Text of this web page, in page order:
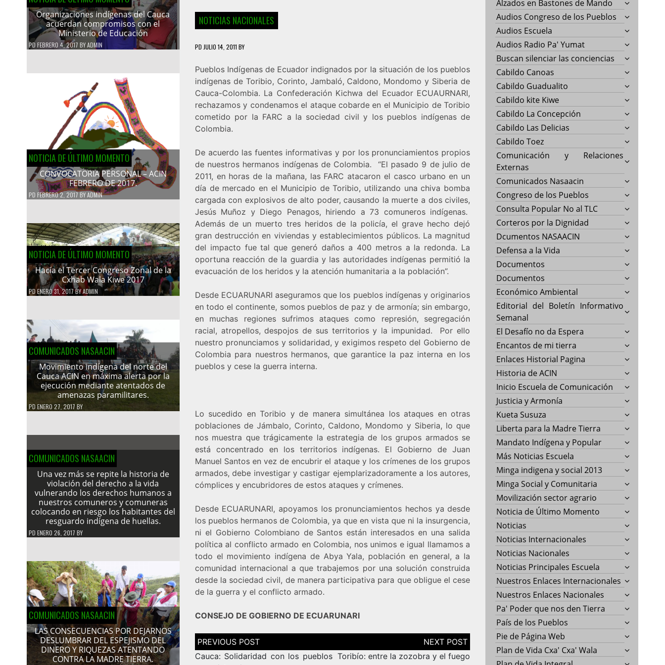
Organizaciones indígenas del Cauca
acuerdan compromisos con el
Ministerio de Educación
PD FEBRERO 4, 2017 BYADMIN
NOTICIA DE ÚLTIMO MOMENTO
CONVOCATORIA PERSONAL – ACIN
FEBRERO DE 2017.
PD FEBRERO 2, 2017BYADMIN
NOTICIA DE ÚLTIMO MOMENTO
Hacía el Tercer Congreso Zonal de la
Cxhab Wala Kiwe 2017
PDENERO 31, 2017BYADMIN
COMUNICADOS NASAACIN
Movimiento indígena del norte del
Cauca ACIN en máxima alerta por la
ejecución mediante atentados de
amenazas paramilitares.
PD ENERO 27, 2017 BY
COMUNICADOS NASAACIN
Una vez más se repite la historia de
violación del derecho a la vida
vulnerando los derechos humanos a
nuestros comuneros y comuneras
colocando en riesgo los habitantes del
resguardo indígena de huellas.
PD ENERO 26, 2017 BY
COMUNICADOS NASAACIN
LAS CONSECUENCIAS POR DEJARNOS
DESLUMBRAR DEL ESPEJISMO DEL
DINERO Y RIQUEZAS ATENTANDO
CONTRA LA MADRE TIERRA.
NOTICIAS NACIONALES
PD JULIO 14, 2011 BY
Pueblos Indígenas de Ecuador indignados por la situación de los pueblos
indígenas de Toribio, Corinto, Jambaló, Caldono, Mondomo y Siberia de
Cauca-Colombia. La Confederación Kichwa del Ecuador ECUAURNARI,
rechazamos y condenamos el ataque cobarde en el Municipio de Toribio
cometido por la FARC a la sociedad civil y los pueblos indígenas de
Colombia.
De acuerdo las fuentes informativas y por los pronunciamientos propios
de nuestros hermanos indígenas de Colombia. “El pasado 9 de julio de
2011, en horas de la mañana, las FARC atacaron el casco urbano en un
día de mercado en el Municipio de Toribio, utilizando una chiva bomba
cargada con explosivos de alto poder, causando la muerte a dos civiles,
Jesús Muñoz y Diego Penagos, hiriendo a 73 comuneros indígenas.
Además de un muerto tres heridos de la policía, el grave hecho dejó
gran destrucción en viviendas y establecimientos públicos. La magnitud
del impacto fue tal que generó daños a 400 metros a la redonda. La
oportuna reacción de la guardia y las autoridades indígenas permitió la
evacuación de los heridos y la atención humanitaria a la población”.
Desde ECUARUNARI aseguramos que los pueblos indígenas y originarios
en todo el continente, somos pueblos de paz y de armonía; sin embargo,
en muchas regiones sufrimos ataques como represión, segregación
racial, atropellos, despojos de sus territorios y la impunidad. Por ello
nuestro pronunciamos y solidaridad, y exigimos respeto del Gobierno de
Colombia para nuestros hermanos, que garantice la paz interna en los
pueblos y cese la guerra interna.
Lo sucedido en Toribio y de manera simultánea los ataques en otras
poblaciones de Jámbalo, Corinto, Caldono, Mondomo y Siberia, lo que
nos muestra que trágicamente la estrategia de los grupos armados se
está concentrado en los territorios indígenas. El Gobierno de Juan
Manuel Santos en vez de encubrir el ataque y los crímenes de los grupos
armados, debe investigar y castigar ejemplarizadoramente a los autores,
cómplices y encubridores de estos ataques y crímenes.
Desde ECUARUNARI, apoyamos los pronunciamientos hechos ya desde
los pueblos hermanos de Colombia, ya que en vista que ni la insurgencia,
ni el Gobierno Colombiano de Santos están interesados en una salida
política al conflicto armado en Colombia, nos unimos e igual llamamos a
todo el movimiento indígena de Abya Yala, población en general, a la
comunidad internacional a que trabajemos por una solución construida
desde la sociedad civil, de manera participativa para que obligue el cese
de la guerra y el conflicto armado.
CONSEJO DE GOBIERNO DE ECUARUNARI
Navegación
de
entradas
Cauca: Solidaridad con los pueblos Toribío: entre la zozobra y el fuego
Alzados en Bastones de Mando
Audios Congreso de los Pueblos
Audios Escuela
Audios Radio Pa' Yumat
Buscan silenciar las conciencias
Cabildo Canoas
Cabildo Guadualito
Cabildo kite Kiwe
Cabildo La Concepción
Cabildo Las Delicias
Cabildo Toez
Comunicación y Relaciones
Externas
Comunicados Nasaacin
Congreso de los Pueblos
Consulta Popular No al TLC
Corteros por la Dignidad
Dcumentos NASAACIN
Defensa a la Vida
Documentos
Documentos
Económico Ambiental
Editorial del Boletín Informativo
Semanal
El Desafío no da Espera
Encantos de mi tierra
Enlaces Historial Pagina
Historia de ACIN
Inicio Escuela de Comunicación
Justicia y Armonía
Kueta Susuza
Liberta para la Madre Tierra
Mandato Indígena y Popular
Más Noticias Escuela
Minga indigena y social 2013
Minga Social y Comunitaria
Movilización sector agrario
Noticia de Último Momento
Noticias
Noticias Internacionales
Noticias Nacionales
Noticias Principales Escuela
Nuestros Enlaces Internacionales
Nuestros Enlaces Nacionales
Pa' Poder que nos den Tierra
País de los Pueblos
Pie de Página Web
Plan de Vida Cxa' Cxa' Wala